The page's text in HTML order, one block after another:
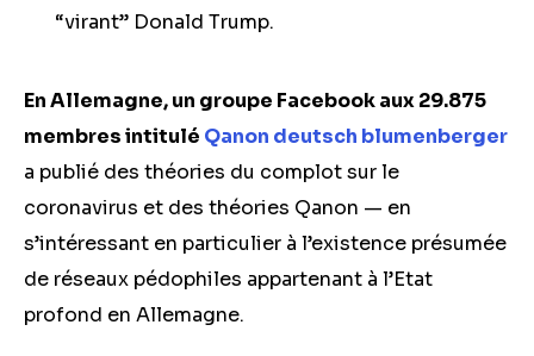
“virant” Donald Trump.
En Allemagne, un groupe Facebook aux 29.875
membres intitulé Qanon deutsch blumenberger
a publié des théories du complot sur le
coronavirus et des théories Qanon — en
s’intéressant en particulier à l’existence présumée
de réseaux pédophiles appartenant à l’Etat
profond en Allemagne.